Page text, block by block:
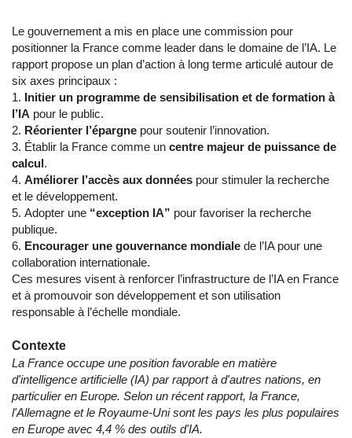
Le gouvernement a mis en place une commission pour
positionner la France comme leader dans le domaine de l’IA. Le
rapport propose un plan d’action à long terme articulé autour de
six axes principaux :
Initier un programme de sensibilisation et de formation à
l’IA pour le public.
Réorienter l’épargne pour soutenir l’innovation.
Établir la France comme un centre majeur de puissance de
calcul.
Améliorer l’accès aux données pour stimuler la recherche
et le développement.
Adopter une “exception IA” pour favoriser la recherche
publique.
Encourager une gouvernance mondiale de l’IA pour une
collaboration internationale.
Ces mesures visent à renforcer l’infrastructure de l’IA en France
et à promouvoir son développement et son utilisation
responsable à l’échelle mondiale.
Contexte
La France occupe une position favorable en matière
d'intelligence artificielle (IA) par rapport à d'autres nations, en
particulier en Europe. Selon un récent rapport, la France,
l'Allemagne et le Royaume-Uni sont les pays les plus populaires
en Europe avec 4,4 % des outils d'IA.